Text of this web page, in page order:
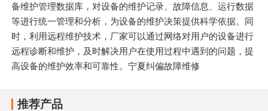
备维护管理数据库，对设备的维护记录、故障信息、运行数据
等进行统一管理和分析，为设备的维护决策提供科学依据。同
时，利用远程维护技术，厂家可以通过网络对用户的设备进行
远程诊断和维护，及时解决用户在使用过程中遇到的问题，提
高设备的维护效率和可靠性。宁夏纠偏故障维修
推荐产品